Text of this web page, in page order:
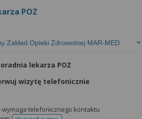
POZ
Zakład Opieki Zdrowotnej MAR-MED
lekarza POZ
wizytę telefonicznie
telefonicznego kontaktu